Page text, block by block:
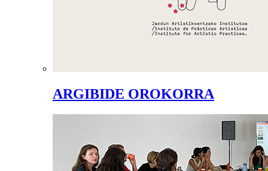
ARGIBIDE OROKORRA